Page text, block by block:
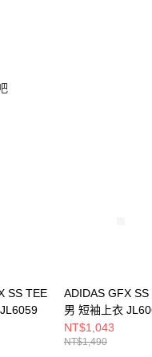
SS TEE
ADIDAS GFX SS
男 短袖上衣
NT$1,043
NT$1,490